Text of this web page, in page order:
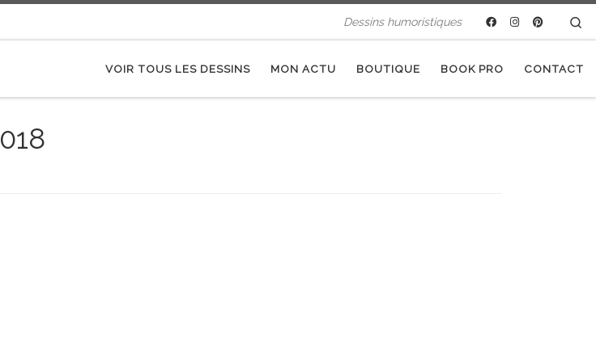
Dessins humoristiques
VOIR TOUS LES DESSINS MON ACTU BOUTIQUE BOOK PRO CONTACT